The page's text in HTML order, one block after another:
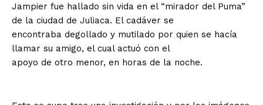
Jampier fue hallado sin vida en el “mirador del Puma”
de la ciudad de Juliaca. El cadáver se
encontraba degollado y mutilado por quien se hacía
llamar su amigo, el cual actuó con el
apoyo de otro menor, en horas de la noche.